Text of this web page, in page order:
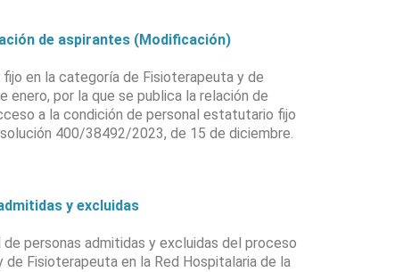
de aspirantes (Modificación)
en la categoría de Fisioterapeuta y de
por la que se publica la relación de
a la condición de personal estatutario fijo
400/38492/2023, de 15 de diciembre.
y excluidas
personas admitidas y excluidas del proceso
Fisioterapeuta en la Red Hospitalaria de la